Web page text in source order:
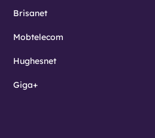
Brisanet
Mobtelecom
Hughesnet
Giga+